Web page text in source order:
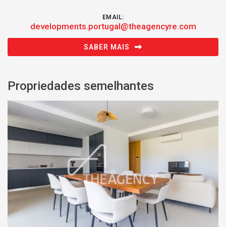
EMAIL:
developments.portugal@theagencyre.com
SABER MAIS
Propriedades semelhantes